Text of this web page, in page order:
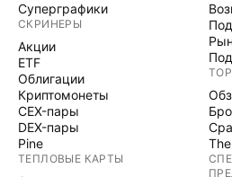
Суперграфики
СКРИНЕРЫ
Акции
ETF
Облигации
Криптомонеты
CEX-пары
DEX-пары
Pine
ТЕПЛОВЫЕ КАРТЫ